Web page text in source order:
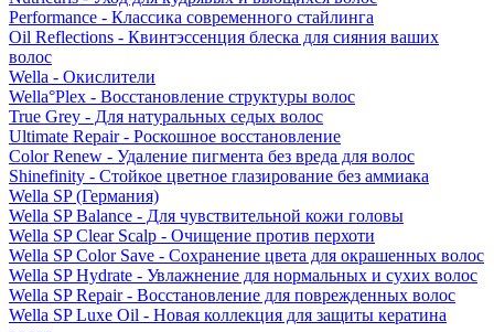
Performance - Классика современного стайлинга
Oil Reflections - Квинтэссенция блеска для сияния ваших
волос
Wella - Окислители
Wella°Plex - Восстановление структуры волос
True Grey - Для натуральных седых волос
Ultimate Repair - Роскошное восстановление
Color Renew - Удаление пигмента без вреда для волос
Shinefinity - Стойкое цветное глазирование без аммиака
Wella SP (Германия)
Wella SP Balance - Для чувствительной кожи головы
Wella SP Clear Scalp - Очищение против перхоти
Wella SP Color Save - Сохранение цвета для окрашенных волос
Wella SP Hydrate - Увлажнение для нормальных и сухих волос
Wella SP Repair - Восстановление для поврежденных волос
Wella SP Luxe Oil - Новая коллекция для защиты кератина